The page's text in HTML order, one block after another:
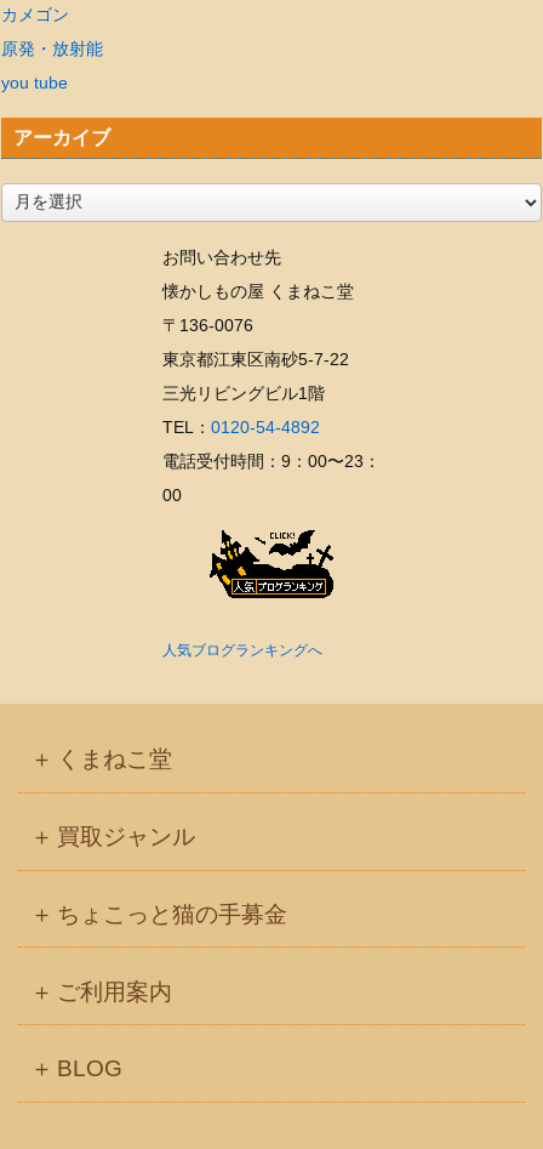
カメゴン
原発・放射能
you tube
アーカイブ
お問い合わせ先
懐かしもの屋 くまねこ堂
〒136-0076
東京都江東区南砂5-7-22
三光リビングビル1階
TEL： 0120-54-4892
電話受付時間：9：00〜23：
00
人気ブログランキングへ
くまねこ堂
買取ジャンル
ちょこっと猫の手募金
ご利用案内
BLOG